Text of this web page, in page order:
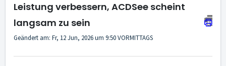
Leistung verbessern, ACDSee scheint
langsam zu sein
Geändert am: Fr, 12 Jun, 2026 um 9:50 VORMITTAGS